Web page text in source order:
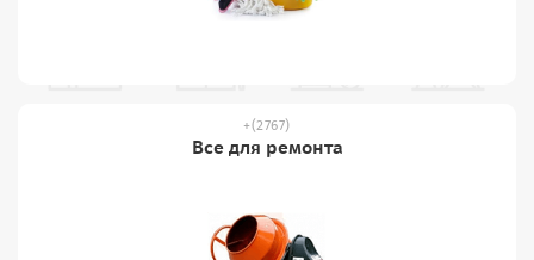
(2767)
Все для ремонта